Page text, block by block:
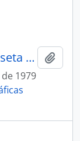
Escenas de la Feria de abril: Caseta La PECERA – 07
1979